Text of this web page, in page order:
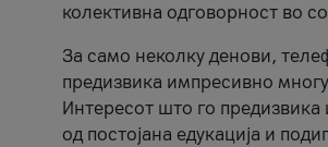
колективна одговорност во
За само неколку денови,
предизвика импресивно
Интересот што го предизвика
од постојана едукација и